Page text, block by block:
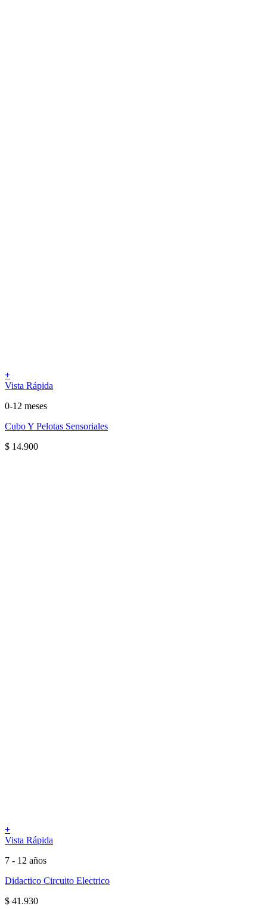
+
Vista Rápida
0-12 meses
Cubo Y Pelotas Sensoriales
$ 14.900
+
Vista Rápida
7 - 12 años
Didactico Circuito Electrico
$ 41.930